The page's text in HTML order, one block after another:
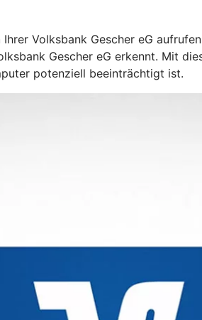
Volksbank Gescher eG
Gescher eG erkennt. Mit
potenziell beeinträchtigt ist.